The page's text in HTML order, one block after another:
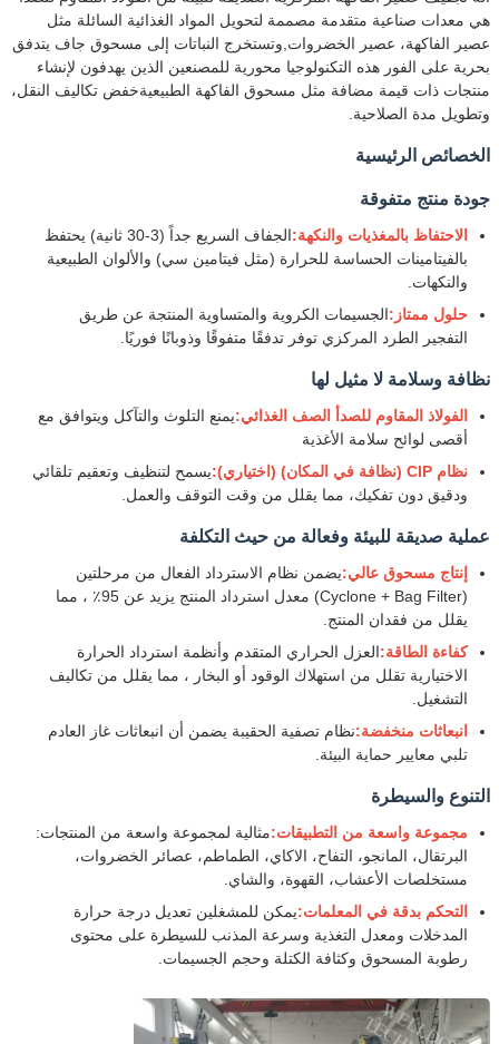
هي معدات صناعية متقدمة مصممة لتحويل المواد الغذائية السائلة مثل
عصير الفاكهة، عصير الخضروات,وتستخرج النباتات إلى مسحوق جاف يتدفق
بحرية على الفور هذه التكنولوجيا محورية للمصنعين الذين يهدفون لإنشاء
منتجات ذات قيمة مضافة مثل مسحوق الفاكهة الطبيعيةخفض تكاليف النقل،
وتطويل مدة الصلاحية.
الخصائص الرئيسية
جودة منتج متفوقة
الاحتفاظ بالمغذيات والنكهة:
الجفاف السريع جداً (3-30 ثانية) يحتفظ
بالفيتامينات الحساسة للحرارة (مثل فيتامين سي) والألوان الطبيعية
والنكهات.
حلول ممتاز:الجسيمات الكروية والمتساوية المنتجة عن طريق
التفجير الطرد المركزي توفر تدفقًا متفوقًا وذوبانًا فوريًا.
نظافة وسلامة لا مثيل لها
الفولاذ المقاوم للصدأ الصف الغذائي:يمنع التلوث والتآكل ويتوافق مع
أقصى لوائح سلامة الأغذية
نظام CIP (نظافة في المكان) (اختياري):
يسمح لتنظيف وتعقيم تلقائي
ودقيق دون تفكيك، مما يقلل من وقت التوقف والعمل.
عملية صديقة للبيئة وفعالة من حيث التكلفة
إنتاج مسحوق عالي:يضمن نظام الاسترداد الفعال من مرحلتين
(Cyclone + Bag Filter) معدل استرداد المنتج يزيد عن 95٪ ، مما
يقلل من فقدان المنتج.
كفاءة الطاقة:العزل الحراري المتقدم وأنظمة استرداد الحرارة
الاختيارية تقلل من استهلاك الوقود أو البخار ، مما يقلل من تكاليف
التشغيل.
انبعاثات منخفضة:نظام تصفية الحقيبة يضمن أن انبعاثات غاز العادم
تلبي معايير حماية البيئة.
التنوع والسيطرة
مجموعة واسعة من التطبيقات:مثالية لمجموعة واسعة من المنتجات:
البرتقال، المانجو، التفاح، الاكاي، الطماطم، عصائر الخضروات،
مستخلصات الأعشاب، القهوة، والشاي.
التحكم بدقة في المعلمات:يمكن للمشغلين تعديل درجة حرارة
المدخلات ومعدل التغذية وسرعة المذنب للسيطرة على محتوى
رطوبة المسحوق وكثافة الكتلة وحجم الجسيمات.